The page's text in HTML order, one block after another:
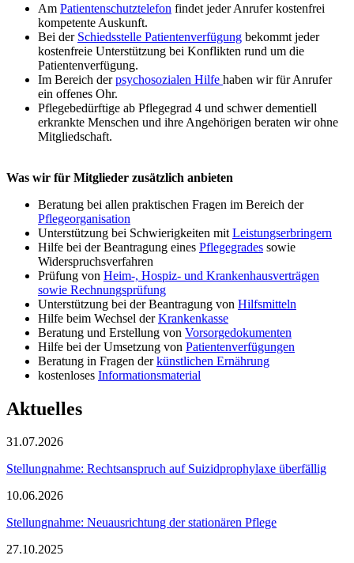
Am Patientenschutztelefon findet jeder Anrufer kostenfrei
kompetente Auskunft.
Bei der Schiedsstelle Patientenverfügung bekommt jeder
kostenfreie Unterstützung bei Konflikten rund um die
Patientenverfügung.
Im Bereich derpsychosozialen Hilfe haben wir für Anrufer
ein offenes Ohr.
Pflegebedürftige ab Pflegegrad 4 und schwer dementiell
erkrankte Menschen und ihre Angehörigen beraten wir ohne
Mitgliedschaft.
Was wir für Mitglieder zusätzlich anbieten
Beratung bei allen praktischen Fragen im Bereich der
Pflegeorganisation
Unterstützung bei Schwierigkeiten mit Leistungserbringern
Hilfe bei der Beantragung eines Pflegegrades sowie
Widerspruchsverfahren
Prüfung von Heim-, Hospiz- und Krankenhausverträgen
sowie Rechnungsprüfung
Unterstützung bei der Beantragung von Hilfsmitteln
Hilfe beim Wechsel derKrankenkasse
Beratung und Erstellung von Vorsorgedokumenten
Hilfe bei der Umsetzung von Patientenverfügungen
Beratung in Fragen derkünstlichen Ernährung
kostenloses Informationsmaterial
Aktuelles
31.07.2026
Stellungnahme: Rechtsanspruch auf Suizidprophylaxe überfällig
10.06.2026
Stellungnahme: Neuausrichtung der stationären Pflege
27.10.2025